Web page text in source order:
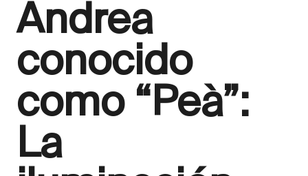
Andrea
conocido
como “Peà”:
La